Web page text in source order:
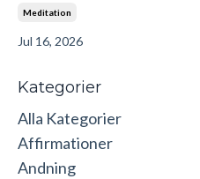
Meditation
Jul 16, 2026
Kategorier
Alla Kategorier
Affirmationer
Andning